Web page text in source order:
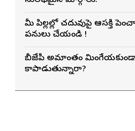
మీ పిల్లల్లో చదువుపై ఆసక్తి
పనులు చేయండి !
బీజేపీ అమాంతం మింగేయకుండా
కాపాడుతున్నారా?